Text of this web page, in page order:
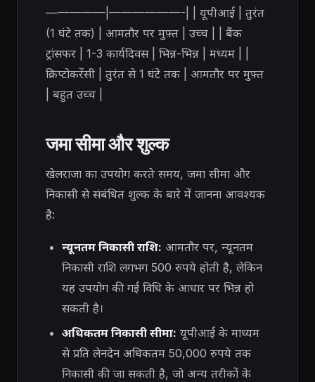
—————|——————-| | यूपीआई | तुरंत
(1 घंटे तक) | आमतौर पर मुफ़्त | उच्च | | बैंक
ट्रांसफर | 1-3 कार्यदिवस | भिन्न-भिन्न | मध्यम | |
क्रिप्टोकरेंसी | तुरंत से 1 घंटे तक | आमतौर पर मुफ़्त
| बहुत उच्च |
जमा सीमा और शुल्क
खेलराजा का उपयोग करते समय, जमा सीमा और
निकासी से संबंधित शुल्क के बारे में जानना आवश्यक
है:
न्यूनतम निकासी राशि: आमतौर पर, न्यूनतम
निकासी राशि लगभग 500 रुपये होती है, लेकिन
यह उपयोग की गई विधि के आधार पर भिन्न हो
सकती है।
अधिकतम निकासी सीमा: यूपीआई के माध्यम
से प्रति लेनदेन अधिकतम 50,000 रुपये तक
निकासी की जा सकती है, जो अन्य तरीकों के